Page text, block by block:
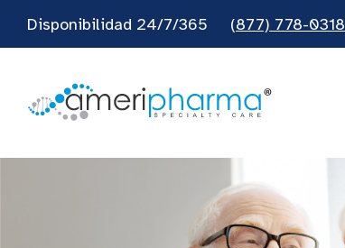
Disponibilidad 24/7/365 (877) 778-0318